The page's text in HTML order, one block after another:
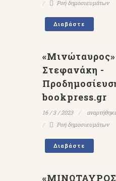
Ροή δημοσιευμάτων
Διαβάστε
Στεφανάκη -
bookpress.gr
16 / 3 / 2023
Ροή δημοσιευμάτων
Διαβάστε